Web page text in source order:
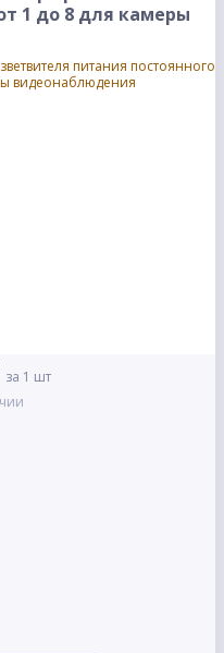
1 до 8 для камеры
за 1 шт